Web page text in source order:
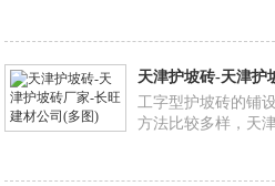
天津护坡砖-天津护
图)
工字型护坡砖的铺
方法比较多样，天